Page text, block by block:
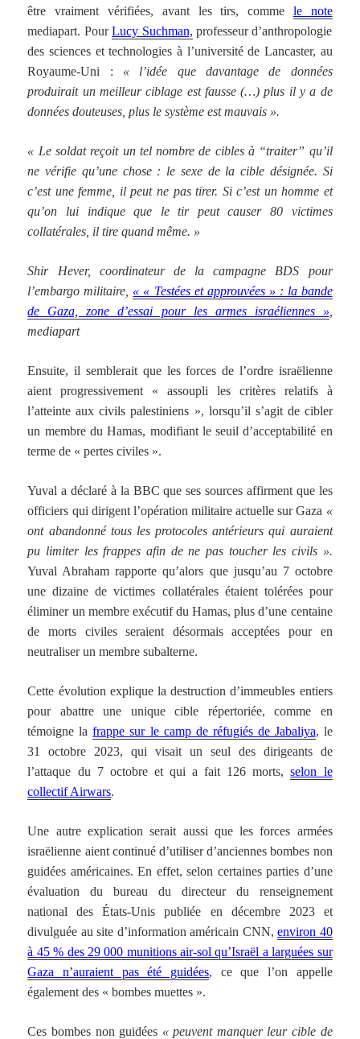
être vraiment vérifiées, avant les tirs, comme le note
mediapart. PourLucy Suchman, professeur d’anthropologie
des sciences et technologies à l’université de Lancaster, au
Royaume-Uni : « l’idée que davantage de données
produirait un meilleur ciblage est fausse (…) plus il y a de
données douteuses, plus le système est mauvais ».
« Le soldat reçoit un tel nombre de cibles à “traiter” qu’il
ne vérifie qu’une chose : le sexe de la cible désignée. Si
c’est une femme, il peut ne pas tirer. Si c’est un homme et
qu’on lui indique que le tir peut causer 80 victimes
collatérales, il tire quand même. »
Shir Hever, coordinateur de la campagne BDS pour
l’embargo militaire, « « Testées et approuvées » : la bande
de Gaza, zone d’essai pour les armes israéliennes »
mediapart
Ensuite, il semblerait que les forces de l’ordre israëlienne
aient progressivement « assoupli les critères relatifs à
l’atteinte aux civils palestiniens », lorsqu’il s’agit de cibler
un membre du Hamas, modifiant le seuil d’acceptabilité en
terme de « pertes civiles ».
Yuval a déclaré à la BBC que ses sources affirment que les
officiers qui dirigent l’opération militaire actuelle sur Gaza «
ont abandonné tous les protocoles antérieurs qui auraient
pu limiter les frappes afin de ne pas toucher les civils ».
Yuval Abraham rapporte qu’alors que jusqu’au 7 octobre
une dizaine de victimes collatérales étaient tolérées pour
éliminer un membre exécutif du Hamas, plus d’une centaine
de morts civiles seraient désormais acceptées pour en
neutraliser un membre subalterne.
Cette évolution explique la destruction d’immeubles entiers
pour abattre une unique cible répertoriée, comme en
témoigne lafrappe sur le camp de réfugiés de Jabaliya, le
31 octobre 2023, qui visait un seul des dirigeants de
l’attaque du 7 octobre et qui a fait 126 morts,selon le
collectif Airwars.
Une autre explication serait aussi que les forces armées
israëlienne aient continué d’utiliser d’anciennes bombes non
guidées américaines. En effet, selon certaines parties d’une
évaluation du bureau du directeur du renseignement
national des États-Unis publiée en décembre 2023 et
divulguée au site d’information américain CNN,environ 40
à 45 % des 29 000 munitions air-sol qu’Israël a larguées sur
Gaza n’auraient pas été guidées, ce que l’on appelle
également des « bombes muettes ».
Ces bombes non guidées « peuvent manquer leur cible de